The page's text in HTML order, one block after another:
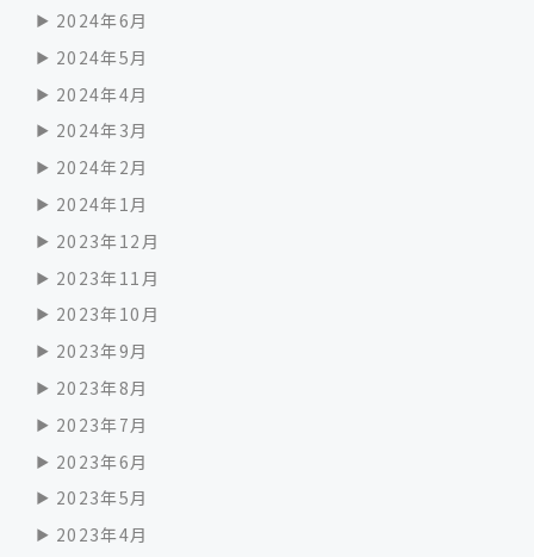
2024年6月
2024年5月
2024年4月
2024年3月
2024年2月
2024年1月
2023年12月
2023年11月
2023年10月
2023年9月
2023年8月
2023年7月
2023年6月
2023年5月
2023年4月